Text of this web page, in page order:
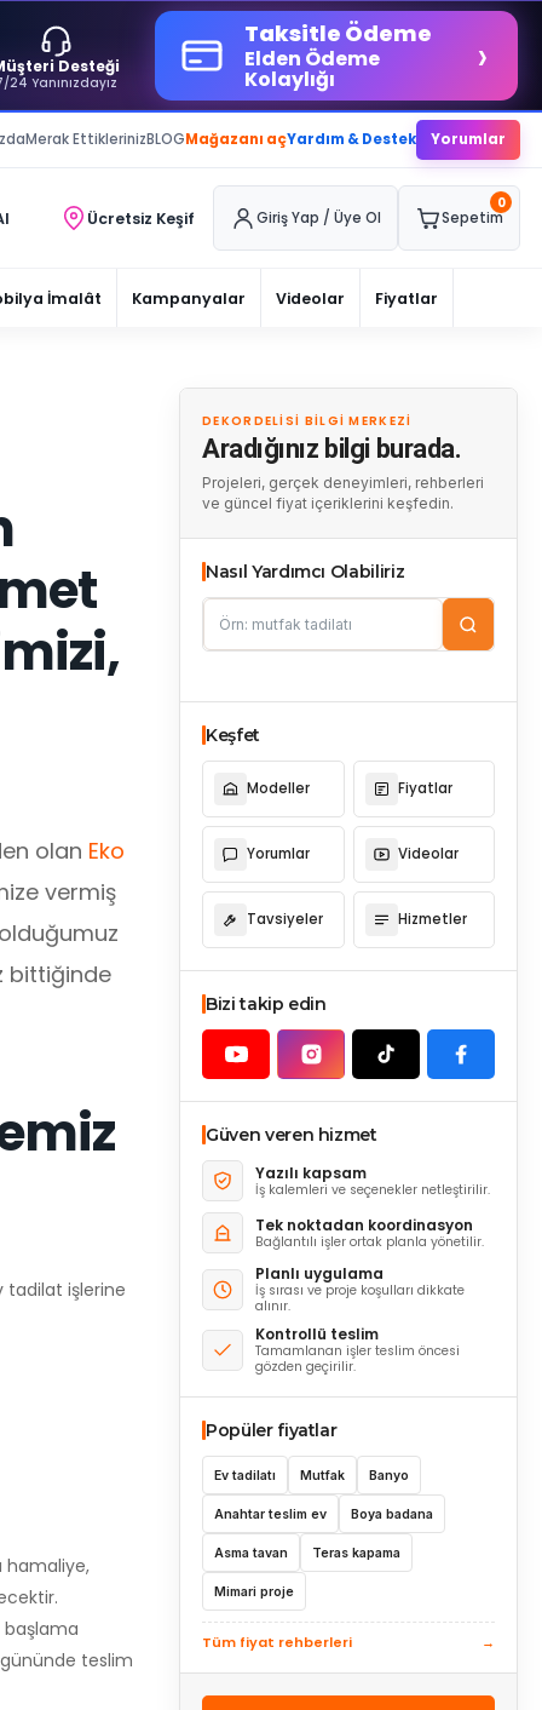
Desteği
24 Yanınızdayız
Taksitle Ödeme
Elden Ödeme
Kolaylığı ›
Merak EttiklerinizBLOGMağazanı açYardım & Destek Yorumlar
Ücretsiz Keşif Giriş Yap / Üye Ol
0
Sepetim
İmalât Kampanyalar Videolar Fiyatlar
DEKORDELISI BILGI MERKEZI
Aradığınız bilgi burada.
Projeleri, gerçek deneyimleri, rehberleri
ve güncel fiyat içeriklerini keşfedin.
Nasıl Yardımcı Olabiliriz
Keşfet
Modeller Fiyatlar
Yorumlar Videolar
Tavsiyeler Hizmetler
Bizi takip edin
Güven veren hizmet
Yazılı kapsam
İş kalemleri ve seçenekler netleştirilir.
Tek noktadan koordinasyon
Bağlantılı işler ortak planla yönetilir.
Planlı uygulama
İş sırası ve proje koşulları dikkate
alınır.
Kontrollü teslim
Tamamlanan işler teslim öncesi
gözden geçirilir.
Popüler fiyatlar
Ev tadilatı Mutfak Banyo
Anahtar teslim ev Boya badana
Asma tavan Teras kapama
Mimari proje
Tüm fiyat rehberleri →
olan Eko
vermiş
bittiğinde
tadilat işlerine
hamaliye,
başlama
teslim